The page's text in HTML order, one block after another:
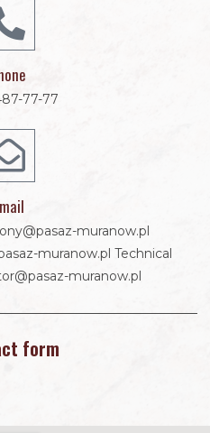
77-77
muranow.pl
muranow.pl Technical
muranow.pl
form